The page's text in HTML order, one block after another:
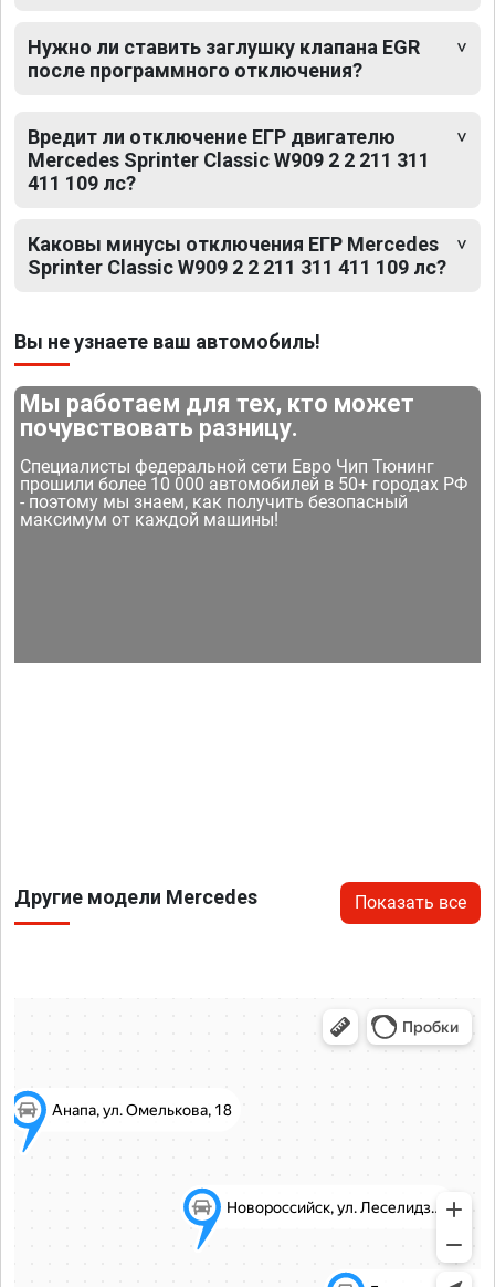
Нужно ли ставить заглушку клапана EGR
после программного отключения?
Вредит ли отключение ЕГР двигателю
Mercedes Sprinter Classic W909 2 2 211 311
411 109 лс?
Каковы минусы отключения ЕГР Mercedes
Sprinter Classic W909 2 2 211 311 411 109 лс?
Вы не узнаете ваш автомобиль!
Мы работаем для тех, кто может
почувствовать разницу.
Специалисты федеральной сети Евро Чип Тюнинг
прошили более 10 000 автомобилей в 50+ городах РФ
- поэтому мы знаем, как получить безопасный
максимум от каждой машины!
Другие модели Mercedes Показать все